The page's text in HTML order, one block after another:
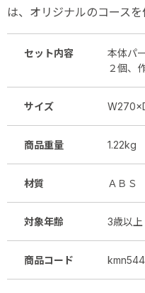
は、オリジナルのコースを
セット内容
本体パ
２個、
サイズ
商品重量 1.22kg
材質 ＡＢＳ
対象年齢 3歳以上
商品コード